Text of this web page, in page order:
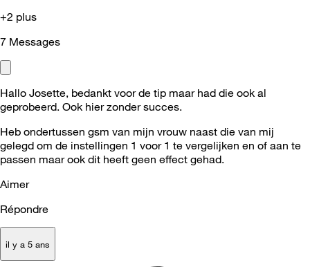
+2 plus
7 Messages
Hallo Josette, bedankt voor de tip maar had die ook al
geprobeerd. Ook hier zonder succes.
Heb ondertussen gsm van mijn vrouw naast die van mij
gelegd om de instellingen 1 voor 1 te vergelijken en of aan te
passen maar ook dit heeft geen effect gehad.
Aimer
Répondre
il y a 5 ans